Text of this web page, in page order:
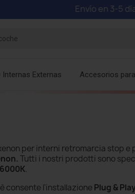
Envío en 3-5 días
Internas Externas Accesorios
per interni retromarcia stop e
Tutti i nostri prodotti sono
.
consente l'installazione Plug &